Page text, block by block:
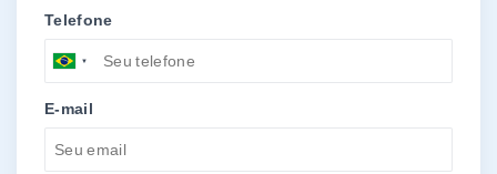
Telefone
E-mail